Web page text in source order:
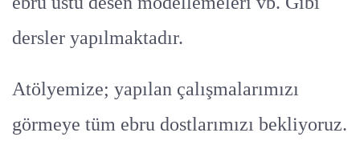
dersler yapılmaktadır.
Atölyemize; yapılan çalışmalarımızı
görmeye tüm ebru dostlarımızı bekliyoruz.